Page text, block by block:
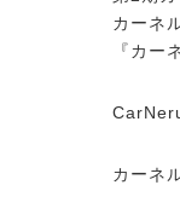
カーネ
『カー
カーネ